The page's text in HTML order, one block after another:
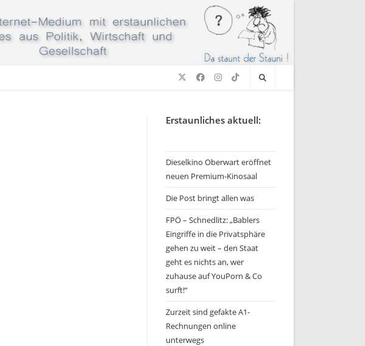
Erstaunliches aktuell:
Dieselkino Oberwart eröffnet
neuen Premium-Kinosaal
Die Post bringt allen was
FPÖ – Schnedlitz: „Bablers
Eingriffe in die Privatsphäre
gehen zu weit – den Staat
geht es nichts an, wer
zuhause auf YouPorn & Co
surft!“
Zurzeit sind gefakte A1-
Rechnungen online
unterwegs